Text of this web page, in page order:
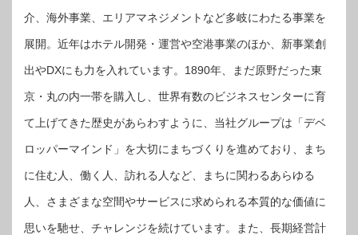
介、海外事業、エリアマネジメントなど多岐にわたる事業を
展開。近年はホテル開発・運営や空港事業のほか、新事業創
出やDXにも力を入れています。1890年、まだ原野だった東
京・丸の内一帯を購入し、世界有数のビジネスセンターに育
て上げてきた歴史があらわすように、当社グループは「デベ
ロッパーマインド」を大切にまちづくりを進めており、まち
に住む人、働く人、訪れる人など、まちに関わるあらゆる
人、さまざまな空間やサービスに求められる本質的な価値に
思いを馳せ、チャレンジを続けています。また、長期経営計